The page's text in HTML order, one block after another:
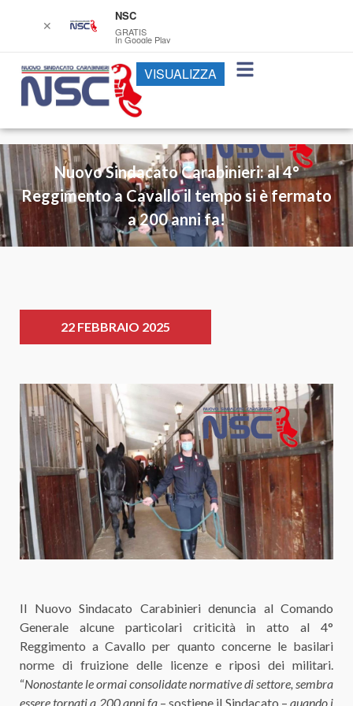
Nuovo Sindacato Carabinieri: al 4°
Reggimento a Cavallo il tempo si è fermato
a 200 anni fa!
22 FEBBRAIO 2025
Il Nuovo Sindacato Carabinieri denuncia al Comando
Generale alcune particolari criticità in atto al 4°
Reggimento a Cavallo per quanto concerne le basilari
norme di fruizione delle licenze e riposi dei militari.
“Nonostante le ormai consolidate normative di settore, sembra
essere tornati a 200 anni fa– sostiene il Sindacato – quando i
✕
NSC
GRATIS
In Google Play
VISUALIZZA